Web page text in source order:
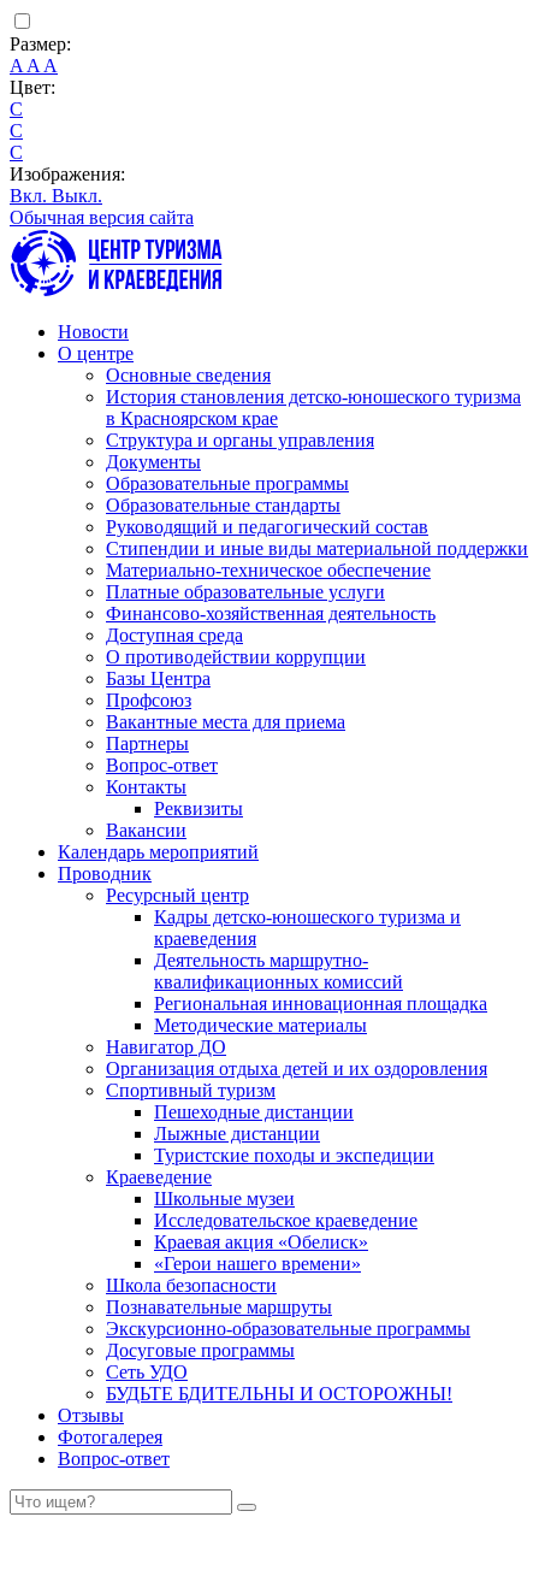
Размер:
A A A
Цвет:
C
C
C
Изображения:
Вкл. Выкл.
Обычная версия сайта
Новости
О центре
Основные сведения
История становления детско-юношеского туризма
в Красноярском крае
Структура и органы управления
Документы
Образовательные программы
Образовательные стандарты
Руководящий и педагогический состав
Стипендии и иные виды материальной поддержки
Материально-техническое обеспечение
Платные образовательные услуги
Финансово-хозяйственная деятельность
Доступная среда
О противодействии коррупции
Базы Центра
Профсоюз
Вакантные места для приема
Партнеры
Вопрос-ответ
Контакты
Реквизиты
Вакансии
Календарь мероприятий
Проводник
Ресурсный центр
Кадры детско-юношеского туризма и
краеведения
Деятельность маршрутно-
квалификационных комиссий
Региональная инновационная площадка
Методические материалы
Навигатор ДО
Организация отдыха детей и их оздоровления
Спортивный туризм
Пешеходные дистанции
Лыжные дистанции
Туристские походы и экспедиции
Краеведение
Школьные музеи
Исследовательское краеведение
Краевая акция «Обелиск»
«Герои нашего времени»
Школа безопасности
Познавательные маршруты
Экскурсионно-образовательные программы
Досуговые программы
Сеть УДО
БУДЬТЕ БДИТЕЛЬНЫ И ОСТОРОЖНЫ!
Отзывы
Фотогалерея
Вопрос-ответ